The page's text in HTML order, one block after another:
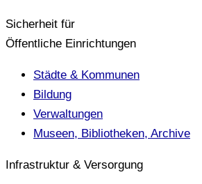
Sicherheit für
Öffentliche Einrichtungen
Städte & Kommunen
Bildung
Verwaltungen
Museen, Bibliotheken, Archive
Infrastruktur & Versorgung